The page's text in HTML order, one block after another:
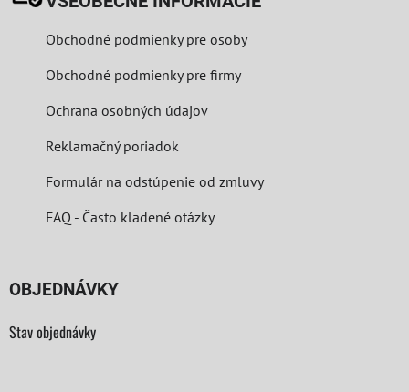
Obchodné podmienky pre osoby
Obchodné podmienky pre firmy
Ochrana osobných údajov
Reklamačný poriadok
Formulár na odstúpenie od zmluvy
FAQ - Často kladené otázky
OBJEDNÁVKY
Stav objednávky